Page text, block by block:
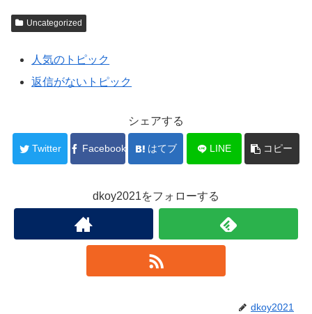
Uncategorized
人気のトピック
返信がないトピック
シェアする
Twitter Facebook はてブ LINE コピー
dkoy2021をフォローする
dkoy2021